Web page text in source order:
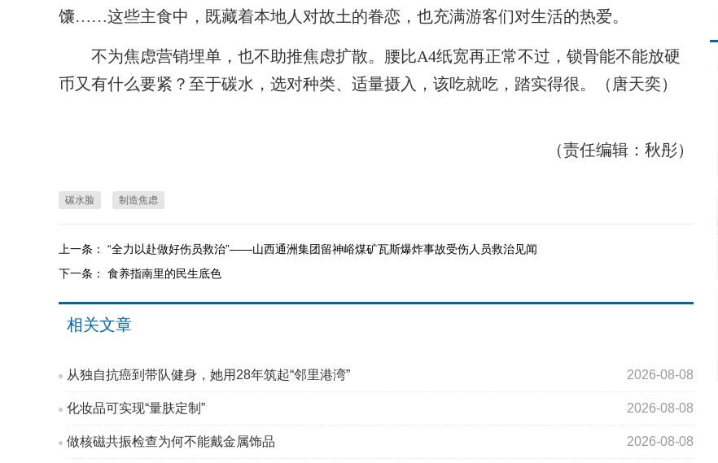
馕……这些主食中，既藏着本地人对故土的眷恋，也充满游客们对生活的热爱。
不为焦虑营销埋单，也不助推焦虑扩散。腰比A4纸宽再正常不过，锁骨能不能放硬
币又有什么要紧？至于碳水，选对种类、适量摄入，该吃就吃，踏实得很。（唐天奕）
（责任编辑：秋彤）
碳水脸 制造焦虑
上一条： “全力以赴做好伤员救治”——山西通洲集团留神峪煤矿瓦斯爆炸事故受伤人员救治见闻
下一条： 食养指南里的民生底色
相关文章
从独自抗癌到带队健身，她用28年筑起“邻里港湾” 2026-08-08
化妆品可实现“量肤定制” 2026-08-08
做核磁共振检查为何不能戴金属饰品 2026-08-08